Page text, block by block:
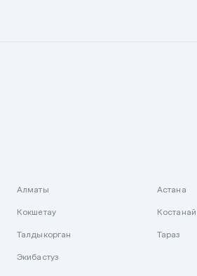
Алматы Астана
Кокшетау Костанай
Талдыкорган Тараз
Экибастуз